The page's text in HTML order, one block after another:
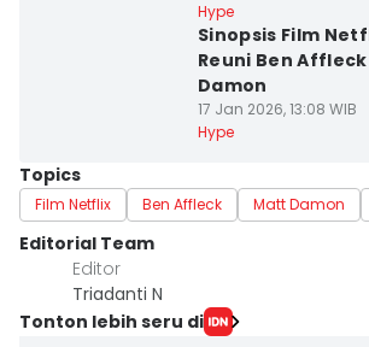
Hype
Sinopsis Film
Reuni Ben
Damon
17 Jan 2026, 13:08 WIB
Hype
Topics
Film Netflix Ben Affleck Matt Damon
Editorial Team
Editor
Triadanti N
Tonton lebih seru di